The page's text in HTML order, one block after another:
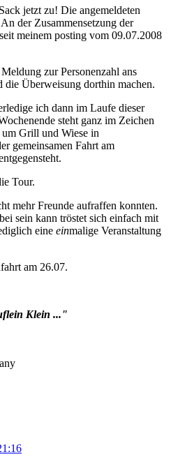
jetzt zu! Die angemeldeten
der Zusammensetzung der
meinem posting vom 09.07.2008
zur Personenzahl ans
die Überweisung dorthin machen.
ich dann im Laufe dieser
steht ganz im Zeichen
Grill und Wiese in
gemeinsamen Fahrt am
Tour.
mehr Freunde aufraffen konnten.
sein kann tröstet sich einfach mit
eine einmalige Veranstaltung
am 26.07.
Klein ..."